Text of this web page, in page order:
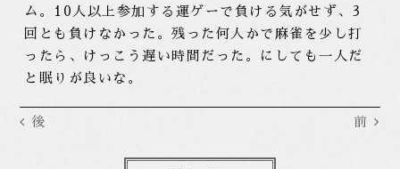
ム。10人以上参加する運ゲーで負ける気がせず、3
回とも負けなかった。残った何人かで麻雀を少し打
ったら、けっこう遅い時間だった。にしても一人だ
と眠りが良いな。
後 前